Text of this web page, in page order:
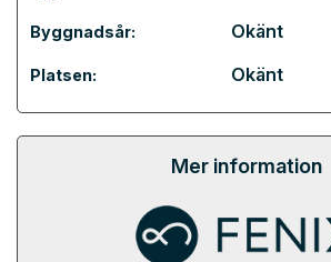
Byggnadsår: Okänt
Platsen: Okänt
Mer information